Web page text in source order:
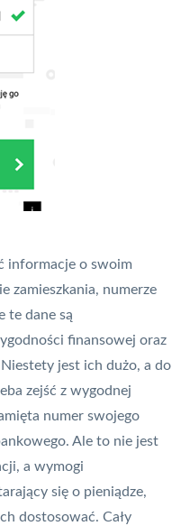
informacje o swoim
zamieszkania, numerze
te dane są
finansowej oraz
jest ich dużo, a do
zejść z wygodnej
numer swojego
Ale to nie jest
a wymogi
się o pieniądze,
dostosować. Cały